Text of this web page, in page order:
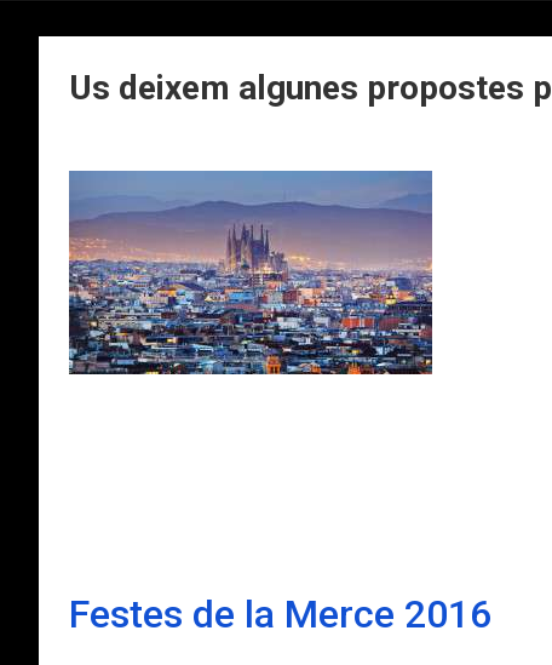
Us deixem algunes propostes
Festes de la Merce 2016